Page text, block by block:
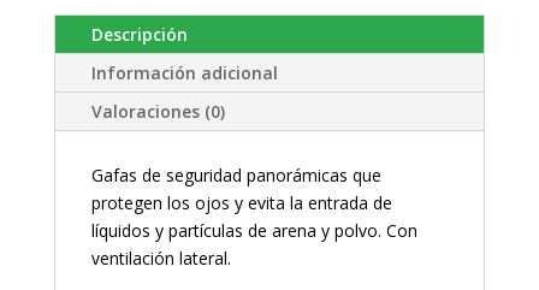
Descripción
Información adicional
Valoraciones (0)
Gafas de seguridad panorámicas que
protegen los ojos y evita la entrada de
líquidos y partículas de arena y polvo. Con
ventilación lateral.